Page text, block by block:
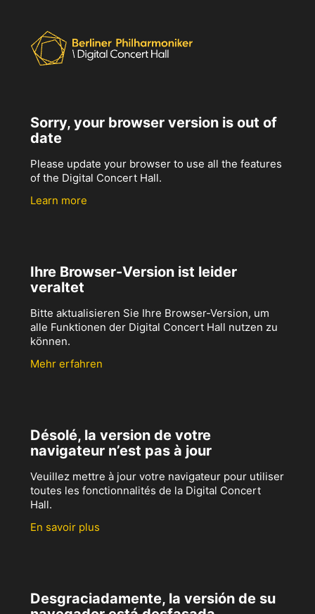
Sorry, your browser version is out of
date
Please update your browser to use all the features
of the Digital Concert Hall.
Learn more
Ihre Browser-Version ist leider
veraltet
Bitte aktualisieren Sie Ihre Browser-Version, um
alle Funktionen der Digital Concert Hall nutzen zu
können.
Mehr erfahren
Désolé, la version de votre
navigateur n’est pas à jour
Veuillez mettre à jour votre navigateur pour utiliser
toutes les fonctionnalités de la Digital Concert
Hall.
En savoir plus
Desgraciadamente, la versión de su